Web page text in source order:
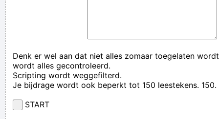
Denk er wel aan dat niet alles zomaar toegelaten
wordt alles gecontroleerd.
Scripting wordt weggefilterd.
Je bijdrage wordt ook beperkt tot 150 leestekens. 150.
START